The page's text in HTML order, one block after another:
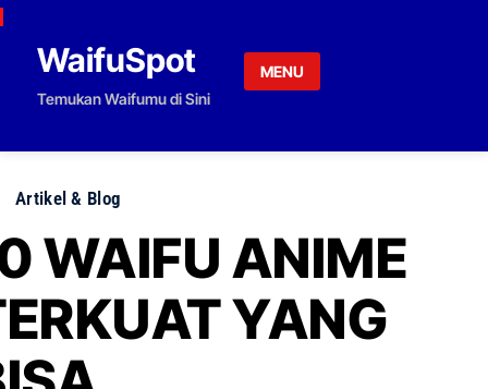
Skip to content
WaifuSpot
Temukan Waifumu di Sini
MENU
Artikel & Blog
WAIFU ANIME
YANG